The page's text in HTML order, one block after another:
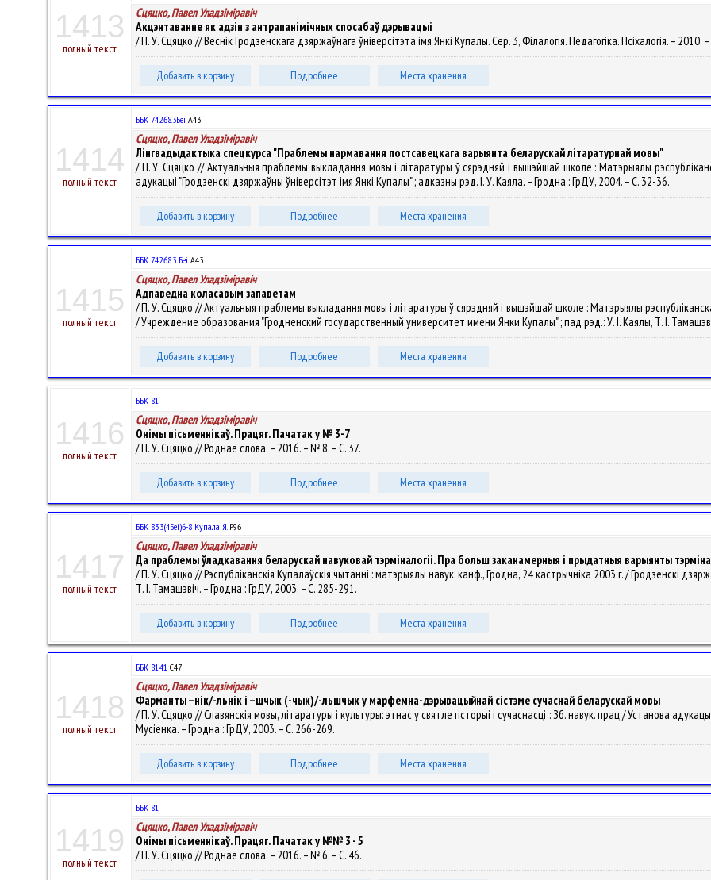
1413
полный текст
Сцяцко, Павел Уладзiмiравiч
Акцэнтаванне як адзін з антрапанімічных спосабаў дэрывацыі
/ П. У. Сцяцко // Веснік Гродзенскага дзяржаўнага ўніверсітэта імя Янкі Купалы. Сер. 3, Філалогія. Педагогіка. Псіхалогія. – 2010.
Добавить в корзину Подробнее Места хранения
1414
полный текст
ББК 74.268.3Беі А43
Сцяцко, Павел Уладзiмiравiч
Лінгвадыдактыка спецкурса "Праблемы нармавання постсавецкага варыянта беларускай літаратурнай мовы"
/ П. У. Сцяцко // Актуальныя праблемы выкладання мовы і літаратуры ў сярэдняй і вышэйшай школе : Матэрыялы
адукацыі "Гродзенскі дзяржаўны ўніверсітэт імя Янкі Купалы" ; адказны рэд. І. У. Каяла. – Гродна : ГрДУ, 2004. – С. 32-36.
Добавить в корзину Подробнее Места хранения
1415
полный текст
ББК 74.268.3 Беі А43
Сцяцко, Павел Уладзiмiравiч
Адпаведна коласавым запаветам
/ П. У. Сцяцко // Актуальныя праблемы выкладання мовы і літаратуры ў сярэдняй і вышэйшай школе : Матэрыялы
/ Учреждение образования "Гродненский государственный университет имени Янки Купалы" ; пад рэд.: У. І. Каялы, Т. І.
Добавить в корзину Подробнее Места хранения
1416
полный текст
ББК 81.
Сцяцко, Павел Уладзiмiравiч
Онімы пісьменнікаў. Працяг. Пачатак у № 3-7
/ П. У. Сцяцко // Роднае слова. – 2016. – № 8. – С. 37.
Добавить в корзину Подробнее Места хранения
1417
полный текст
ББК 83.3(4Беі)6-8 Купала Я.Р96
Сцяцко, Павел Уладзiмiравiч
Да праблемы ўладкавання беларускай навуковай тэрміналогіі. Пра больш заканамерныя і прыдатныя варыянты
/ П. У. Сцяцко // Рэспубліканскія Купалаўскія чытанні : матэрыялы навук. канф., Гродна, 24 кастрычніка 2003 г. / Гродзенскi
Т. І. Тамашэвіч. – Гродна : ГрДУ, 2003. – С. 285-291.
Добавить в корзину Подробнее Места хранения
1418
полный текст
ББК 81.41 С47
Сцяцко, Павел Уладзiмiравiч
Фарманты –нік/-льнік і –шчык (-чык)/-льшчык у марфемна-дэрывацыйнай сістэме сучаснай беларускай мовы
/ П. У. Сцяцко // Славянскія мовы, літаратуры і культуры: этнас у святле гісторыі і сучаснасці : Зб. навук. прац / Установа
Мусіенка. – Гродна : ГрДУ, 2003. – С. 266-269.
Добавить в корзину Подробнее Места хранения
1419
полный текст
ББК 81.
Сцяцко, Павел Уладзiмiравiч
Онімы пісьменнікаў. Працяг. Пачатак у №№ 3 - 5
/ П. У. Сцяцко // Роднае слова. – 2016. – № 6. – С. 46.